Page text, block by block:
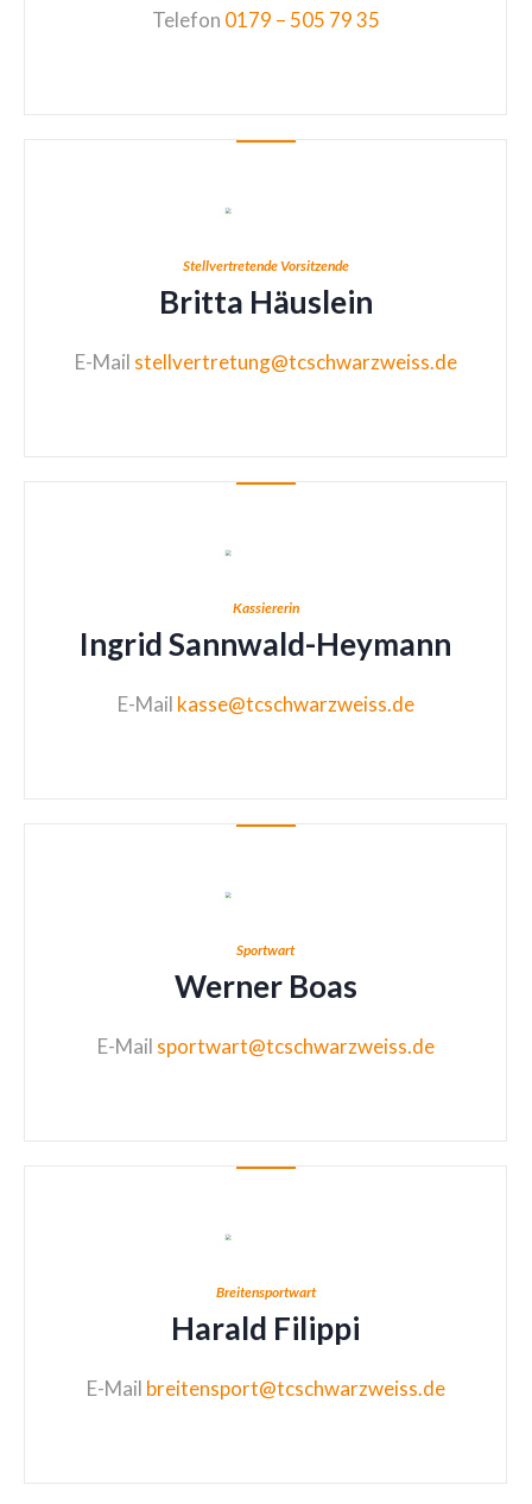
Telefon 0179 – 505 79 35
Stellvertretende Vorsitzende
Britta Häuslein
E-Mail stellvertretung@tcschwarzweiss.de
Kassiererin
Ingrid Sannwald-Heymann
E-Mail kasse@tcschwarzweiss.de
Sportwart
Werner Boas
E-Mail sportwart@tcschwarzweiss.de
Breitensportwart
Harald Filippi
E-Mail breitensport@tcschwarzweiss.de